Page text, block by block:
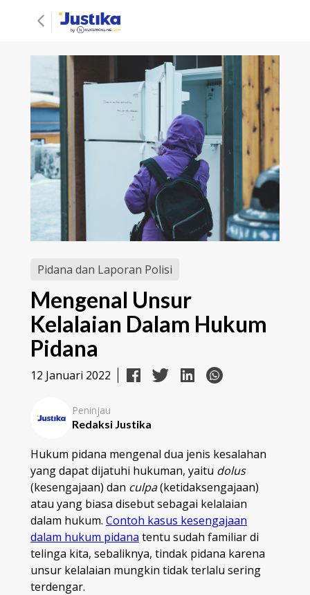
Pidana dan Laporan Polisi
Mengenal Unsur
Kelalaian Dalam Hukum
Pidana
12 Januari 2022
Peninjau
Redaksi Justika
Hukum pidana mengenal dua jenis kesalahan
yang dapat dijatuhi hukuman, yaitu dolus
(kesengajaan) dan culpa(ketidaksengajaan)
atau yang biasa disebut sebagai kelalaian
dalam hukum. Contoh kasus kesengajaan
dalam hukum pidana tentu sudah familiar di
telinga kita, sebaliknya, tindak pidana karena
unsur kelalaian mungkin tidak terlalu sering
terdengar.